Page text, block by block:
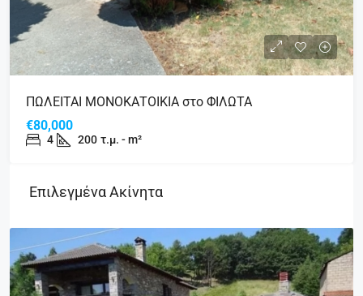
ΠΩΛΕΙΤΑΙ ΜΟΝΟΚΑΤΟΙΚΙΑ στο ΦΙΛΩΤΑ
€80,000
4 200 τ.μ. - m²
Επιλεγμένα Ακίνητα